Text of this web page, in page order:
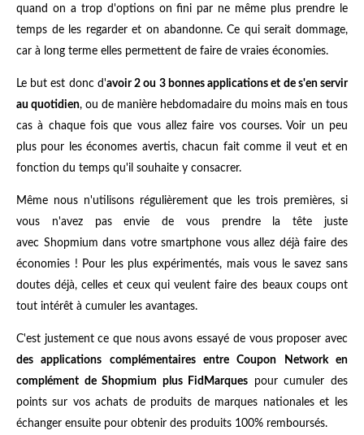
quand on a trop d'options on fini par ne même plus prendre le
temps de les regarder et on abandonne. Ce qui serait dommage,
car à long terme elles permettent de faire de vraies économies.
Le but est donc d'avoir 2 ou 3 bonnes applications et de s'en servir
au quotidien, ou de manière hebdomadaire du moins mais en tous
cas à chaque fois que vous allez faire vos courses. Voir un peu
plus pour les économes avertis, chacun fait comme il veut et en
fonction du temps qu'il souhaite y consacrer.
Même nous n'utilisons régulièrement que les trois premières, si
vous n'avez pas envie de vous prendre la tête juste
avec Shopmium dans votre smartphone vous allez déjà faire des
économies ! Pour les plus expérimentés, mais vous le savez sans
doutes déjà, celles et ceux qui veulent faire des beaux coups ont
tout intérêt à cumuler les avantages.
C'est justement ce que nous avons essayé de vous proposer avec
des applications complémentaires entre Coupon Network en
complément de Shopmium plus FidMarques pour cumuler des
points sur vos achats de produits de marques nationales et les
échanger ensuite pour obtenir des produits 100% remboursés.